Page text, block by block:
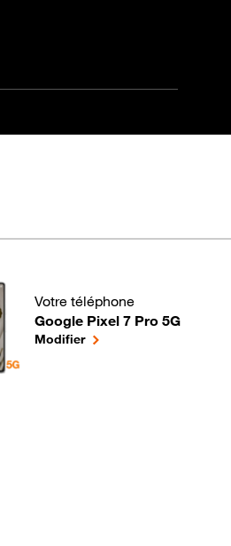
Votre téléphone
Google Pixel 7 Pro 5G
pour votre Google Pixel 7 Pro
Modifierle téléphone sélectionné